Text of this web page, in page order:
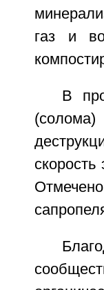
газ и
В